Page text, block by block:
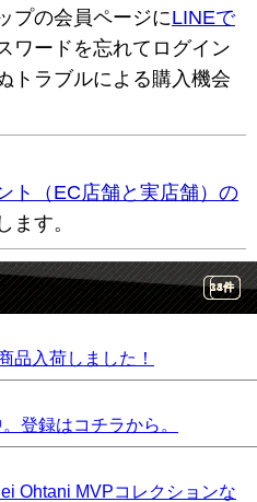
プの会員ページにLINEで
ワードを忘れてログイン
トラブルによる購入機会
ト（EC店舗と実店舗）の
します。
14件
品入荷しました！
登録はコチラから。
Ohtani MVPコレクションな
4件
33件